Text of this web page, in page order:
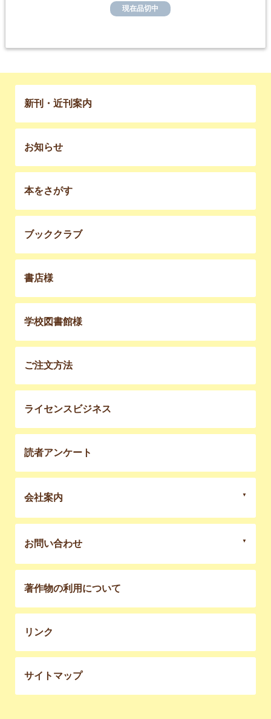
現在品切中
新刊・近刊案内
お知らせ
本をさがす
ブッククラブ
書店様
学校図書館様
ご注文方法
ライセンスビジネス
読者アンケート
会社案内
お問い合わせ
著作物の利用について
リンク
サイトマップ